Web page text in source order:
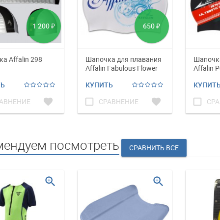
1 200 ₽
Affalin 298
favorite
650 ₽
Шапочка для плавания
Affalin Fabulous Flower
КУПИТЬ
check_box_outline_blank СРАВНЕНИЕ favorite
Affalin
check_box_outline_blank
посмотреть
zoom_in zoom_in